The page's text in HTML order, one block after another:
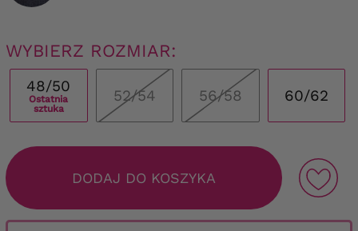
WYBIERZ ROZMIAR:
48/50
Ostatnia
sztuka
52/54 56/58 60/62
DODAJ DO KOSZYKA